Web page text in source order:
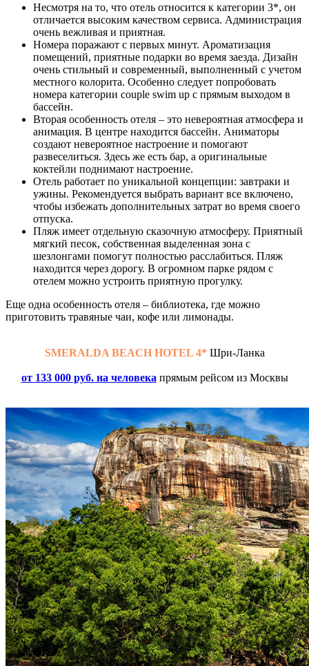
Несмотря на то, что отель относится к категории 3*, он
отличается высоким качеством сервиса. Администрация
очень вежливая и приятная.
Номера поражают с первых минут. Ароматизация
помещений, приятные подарки во время заезда. Дизайн
очень стильный и современный, выполненный с учетом
местного колорита. Особенно следует попробовать
номера категории couple swim up с прямым выходом в
бассейн.
Вторая особенность отеля – это невероятная атмосфера и
анимация. В центре находится бассейн. Аниматоры
создают невероятное настроение и помогают
развеселиться. Здесь же есть бар, а оригинальные
коктейли поднимают настроение.
Отель работает по уникальной концепции: завтраки и
ужины. Рекомендуется выбрать вариант все включено,
чтобы избежать дополнительных затрат во время своего
отпуска.
Пляж имеет отдельную сказочную атмосферу. Приятный
мягкий песок, собственная выделенная зона с
шезлонгами помогут полностью расслабиться. Пляж
находится через дорогу. В огромном парке рядом с
отелем можно устроить приятную прогулку.
Еще одна особенность отеля – библиотека, где можно
приготовить травяные чаи, кофе или лимонады.
SMERALDA BEACH HOTEL 4* Шри-Ланка
от 133 000 руб. на человека прямым рейсом из Москвы